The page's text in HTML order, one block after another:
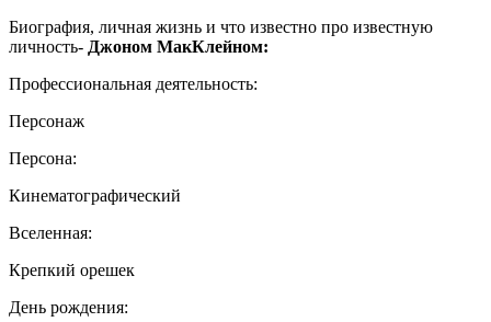
Биография, личная жизнь и что известно про известную
личность- Джоном МакКлейном:
Профессиональная деятельность:
Персонаж
Персона:
Кинематографический
Вселенная:
Крепкий орешек
День рождения: